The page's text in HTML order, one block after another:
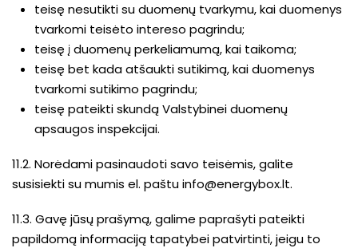
teisę nesutikti su duomenų tvarkymu, kai duomenys
tvarkomi teisėto intereso pagrindu;
teisę į duomenų perkeliamumą, kai taikoma;
teisę bet kada atšaukti sutikimą, kai duomenys
tvarkomi sutikimo pagrindu;
teisę pateikti skundą Valstybinei duomenų
apsaugos inspekcijai.
11.2. Norėdami pasinaudoti savo teisėmis, galite
susisiekti su mumis el. paštuinfo@energybox.lt.
11.3. Gavę jūsų prašymą, galime paprašyti pateikti
papildomą informaciją tapatybei patvirtinti, jeigu to